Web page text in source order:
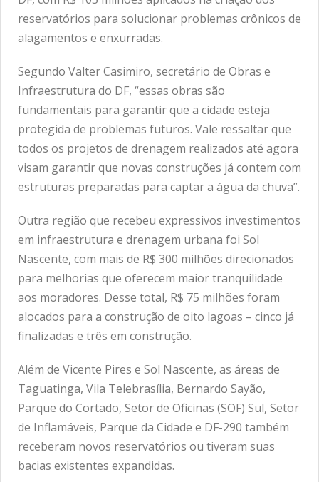
reservatórios para solucionar problemas crônicos de
alagamentos e enxurradas.
Segundo Valter Casimiro, secretário de Obras e
Infraestrutura do DF, “essas obras são
fundamentais para garantir que a cidade esteja
protegida de problemas futuros. Vale ressaltar que
todos os projetos de drenagem realizados até agora
visam garantir que novas construções já contem com
estruturas preparadas para captar a água da chuva”.
Outra região que recebeu expressivos investimentos
em infraestrutura e drenagem urbana foi Sol
Nascente, com mais de R$ 300 milhões direcionados
para melhorias que oferecem maior tranquilidade
aos moradores. Desse total, R$ 75 milhões foram
alocados para a construção de oito lagoas – cinco já
finalizadas e três em construção.
Além de Vicente Pires e Sol Nascente, as áreas de
Taguatinga, Vila Telebrasília, Bernardo Sayão,
Parque do Cortado, Setor de Oficinas (SOF) Sul, Setor
de Inflamáveis, Parque da Cidade e DF-290 também
receberam novos reservatórios ou tiveram suas
bacias existentes expandidas.